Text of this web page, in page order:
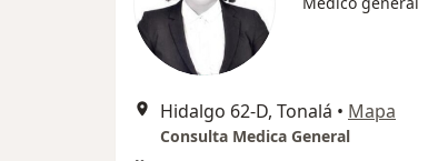
Hidalgo 62-D, Tonalá • Mapa
Consulta Medica General